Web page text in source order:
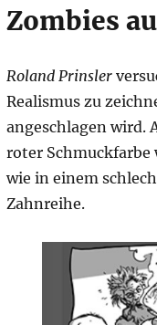
Zombies
Roland Prinsler
Realismus zu
angeschlagen wird.
roter Schmuckfarbe
wie in einem
Zahnreihe.